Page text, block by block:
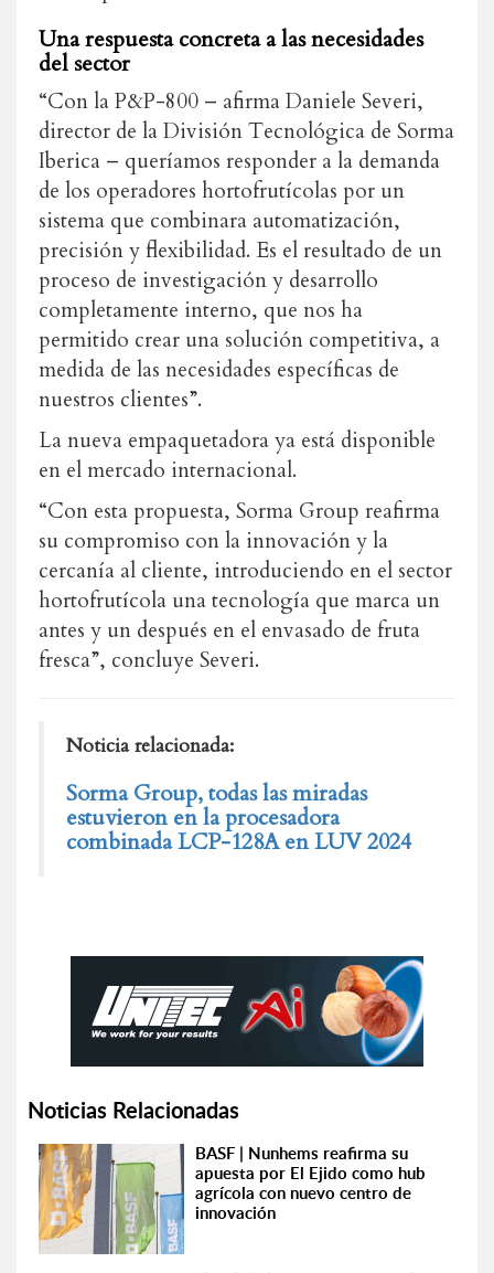
Una respuesta concreta a las necesidades
del sector
“Con la P&P-800 – afirma Daniele Severi,
director de la División Tecnológica de Sorma
Iberica – queríamos responder a la demanda
de los operadores hortofrutícolas por un
sistema que combinara automatización,
precisión y flexibilidad. Es el resultado de un
proceso de investigación y desarrollo
completamente interno, que nos ha
permitido crear una solución competitiva, a
medida de las necesidades específicas de
nuestros clientes”.
La nueva empaquetadora ya está disponible
en el mercado internacional.
“Con esta propuesta, Sorma Group reafirma
su compromiso con la innovación y la
cercanía al cliente, introduciendo en el sector
hortofrutícola una tecnología que marca un
antes y un después en el envasado de fruta
fresca”, concluye Severi.
Noticia relacionada:
Sorma Group, todas las miradas
estuvieron en la procesadora
combinada LCP-128A en LUV 2024
Noticias Relacionadas
BASF | Nunhems reafirma su
apuesta por El Ejido como hub
agrícola con nuevo centro de
innovación